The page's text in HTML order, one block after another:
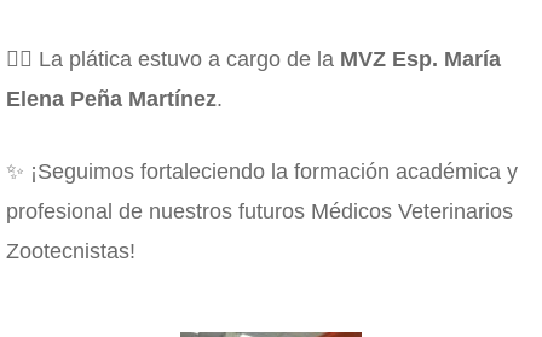
👩‍⚕️ La plática estuvo a cargo de la MVZ Esp. María
Elena Peña Martínez.
✨ ¡Seguimos fortaleciendo la formación académica y
profesional de nuestros futuros Médicos Veterinarios
Zootecnistas!